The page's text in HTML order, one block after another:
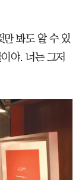
만 봐도 알 수 있
야. 너는 그저